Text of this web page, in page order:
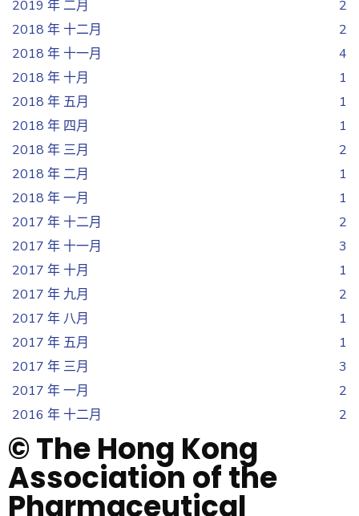
2019 年 二月
2
2018 年 十二月
2
2018 年 十一月
4
2018 年 十月
1
2018 年 五月
1
2018 年 四月
1
2018 年 三月
2
2018 年 二月
1
2018 年 一月
1
2017 年 十二月
2
2017 年 十一月
3
2017 年 十月
1
2017 年 九月
2
2017 年 八月
1
2017 年 五月
1
2017 年 三月
3
2017 年 一月
2
2016 年 十二月
2
© The Hong Kong
Association of the
Pharmaceutical